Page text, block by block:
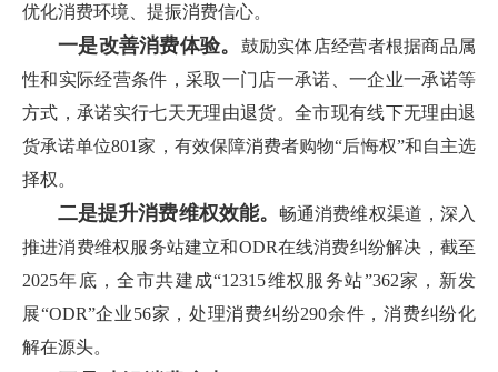
优化消费环境、提振消费信心。
一是改善消费体验。
鼓励实体店经营者根据商品属
性和实际经营条件，采取一门店一承诺、一企业一承诺等
方式，承诺实行七天无理由退货。全市现有线下无理由退
货承诺单位801家，有效保障消费者购物“后悔权”和自主选
择权。
二是提升消费维权效能。畅通消费维权渠道，深入
推进消费维权服务站建立和ODR在线消费纠纷解决，截至
2025年底，全市共建成“12315维权服务站”362家，新发
展“ODR”企业56家，处理消费纠纷290余件，消费纠纷化
解在源头。